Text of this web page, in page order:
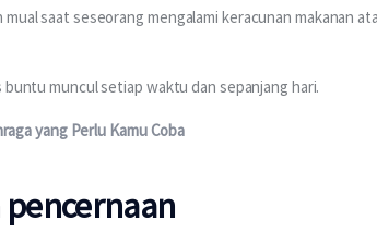
saat seseorang mengalami keracunan makanan
muncul setiap waktu dan sepanjang hari.
yang Perlu Kamu Coba